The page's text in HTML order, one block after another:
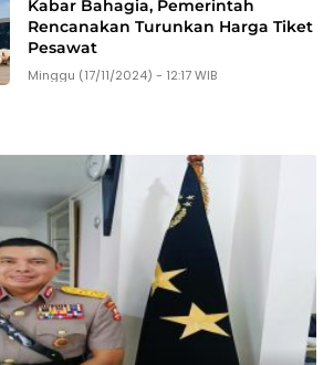
Kabar Bahagia, Pemerintah
Rencanakan Turunkan Harga Tiket
Pesawat
Minggu (17/11/2024) - 12:17 WIB